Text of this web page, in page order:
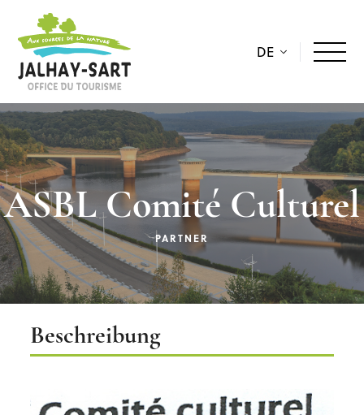
DE
ASBL Comité Culturel
PARTNER
Beschreibung
Beschreibung